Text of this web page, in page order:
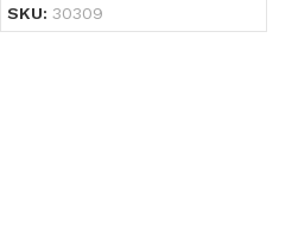
SKU: 30309